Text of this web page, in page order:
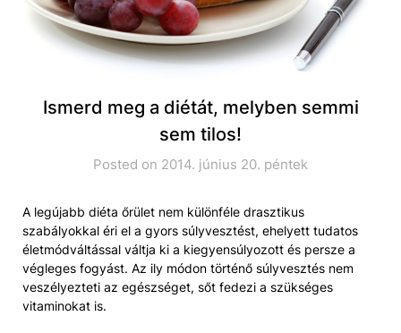
Ismerd meg a diétát, melyben semmi
sem tilos!
Posted on 2014. június 20. péntek
A legújabb diéta őrület nem különféle drasztikus
szabályokkal éri el a gyors súlyvesztést, ehelyett tudatos
életmódváltással váltja ki a kiegyensúlyozott és persze a
végleges fogyást. Az ily módon történő súlyvesztés nem
veszélyezteti az egészséget, sőt fedezi a szükséges
vitaminokat is.